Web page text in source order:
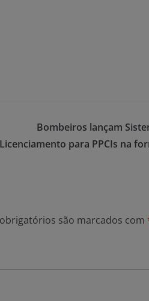
Bombeiros lançam
Licenciamento para PPCIs na
são marcados com